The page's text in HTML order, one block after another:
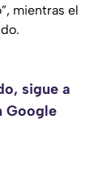
mientras el
sigue a
Google